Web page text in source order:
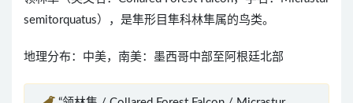
semitorquatus），是隼形目隼科林隼属的鸟类。
地理分布：中美，南美：墨西哥中部至阿根廷北部